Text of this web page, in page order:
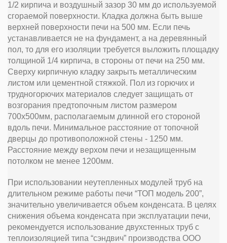
1/2 кирпича и воздушный зазор 30 мм до используемой
сгораемой поверхности. Кладка должна быть выше
верхней поверхности печи на 500 мм. Если печь
устанавливается не на фундамент, а на деревянный
пол, то для его изоляции требуется выложить площадку
толщиной 1/4 кирпича, в стороны от печи на 250 мм.
Сверху кирпичную кладку закрыть металлическим
листом или цементной стяжкой. Пол из горючих и
трудногорючих материалов следует защищать от
возгорания предтопочным листом размером
700х500мм, располагаемым длинной его стороной
вдоль печи. Минимальное расстояние от топочной
дверцы до противоположной стены - 1250 мм.
Расстояние между верхом печи и незащищенным
потолком не менее 1200мм.
При использовании неутепленных модулей труб на
длительном режиме работы печи “ТОП модель 200”,
значительно увеличивается объем конденсата. В целях
снижения объема конденсата при эксплуатации печи,
рекомендуется использование двухстенных труб с
теплоизоляцией типа “сэндвич” производства ООО